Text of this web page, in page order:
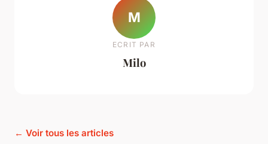
M
ECRIT PAR
Milo
← Voir tous les articles